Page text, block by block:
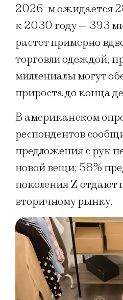
2026-м ожидается
к 2030 году — 393
растет примерно
торговли одеждой,
миллениалы могут
прироста до конца
В американском
респондентов
предложения с рук
новой вещи; 58%
поколения Z отдают
вторичному рынку.